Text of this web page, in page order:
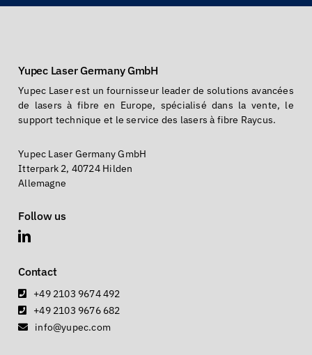
Yupec Laser Germany GmbH
Yupec Laser est un fournisseur leader de solutions avancées
de lasers à fibre en Europe, spécialisé dans la vente, le
support technique et le service des lasers à fibre Raycus.
Yupec Laser Germany GmbH
Itterpark 2, 40724 Hilden
Allemagne
Follow us
Contact
+49 2103 9674 492
+49 2103 9676 682
info@yupec.com